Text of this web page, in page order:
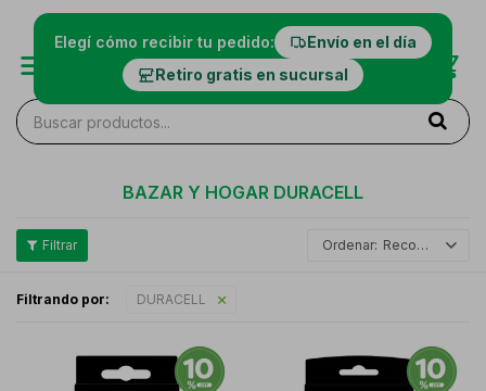
Elegí cómo recibir tu pedido:
Envío en el día
Retiro gratis en sucursal
BAZAR Y HOGAR DURACELL
Recomendados
Filtrando por: DURACELL